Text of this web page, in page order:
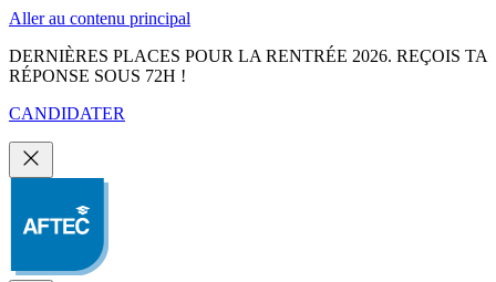
Aller au contenu principal
DERNIÈRES PLACES POUR LA RENTRÉE 2026. REÇOIS TA
RÉPONSE SOUS 72H !
CANDIDATER